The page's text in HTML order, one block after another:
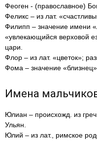
Феоген - (православное)
Феликс – из лат.
Филипп – значение имени
«увлекающийся верховой
цари.
Флор – из лат. «цветок»;
Фома – значение «близнец».
Имена
Юлиан – происхожд. из
Ульян.
Юлий – из лат., римское